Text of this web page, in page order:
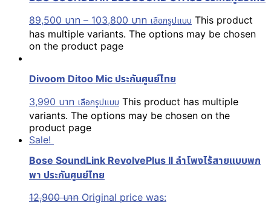
89,500 บาท – 103,800 บาท เลือกรูปแบบ This product
has multiple variants. The options may be chosen
on the product page
Divoom Ditoo Mic ประกันศูนย์ไทย
3,990 บาท เลือกรูปแบบ This product has multiple
variants. The options may be chosen on the
product page
Sale!
Bose SoundLink RevolvePlus II ลำโพงไร้สายแบบพก
พา ประกันศูนย์ไทย
12,900บาท Original price was: